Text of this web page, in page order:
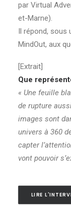
par Virtual
et-Marne).
Il répond, sous
MindOut, aux
[Extrait]
Que
« Une feuille
de rupture
images sont
univers à 360
capter
vont pouvoir
LIRE